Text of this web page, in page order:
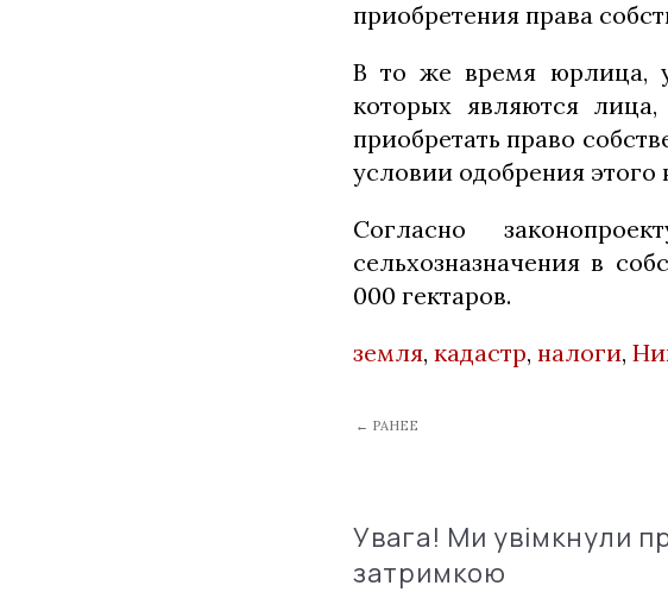
приобретения права
В то же время юрлица,
которых являются
приобретать право
условии одобрения этого
Согласно
сельхозназначения в
000 гектаров.
земля, кадастр, налоги,
← РАНЕЕ
Увага! Ми увімкнули
затримкою